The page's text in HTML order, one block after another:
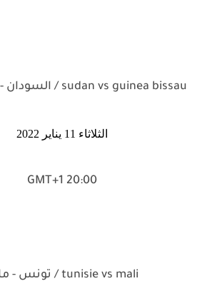
sudan vs guinea bissau / السودان - غينيا بيساو
الثلاثاء 11 يناير 2022
20:00 GMT+1
tunisie vs mali / تونس - مالي